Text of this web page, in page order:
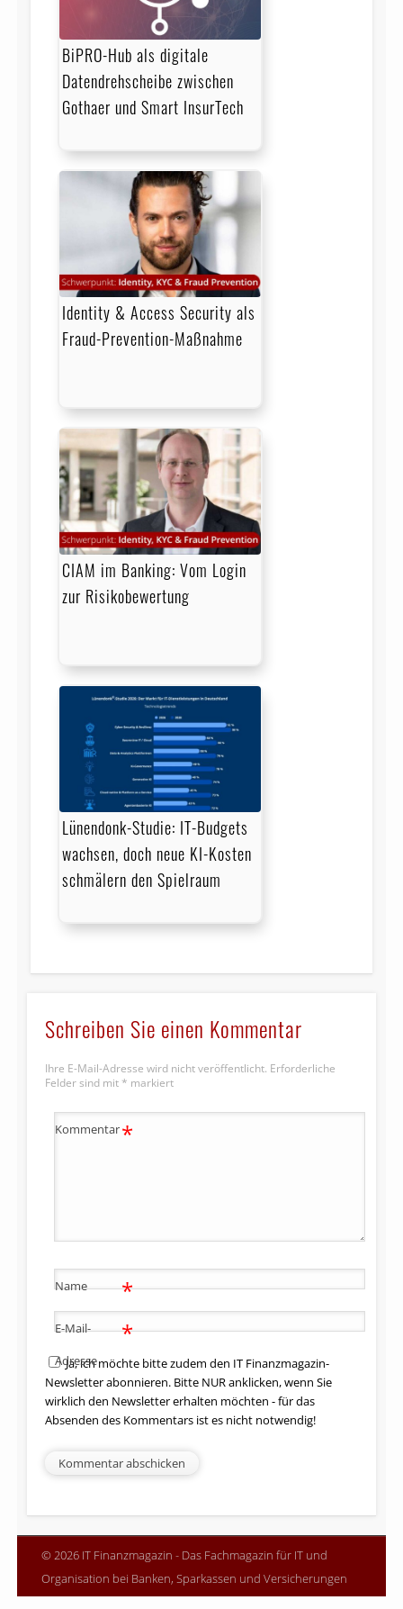
BiPRO-Hub als digitale
Datendrehscheibe zwischen
Gothaer und Smart InsurTech
Identity & Access Security als
Fraud-Prevention-Maßnahme
CIAM im Banking: Vom Login
zur Risikobewertung
Lünendonk-Studie: IT-Budgets
wachsen, doch neue KI-Kosten
schmälern den Spielraum
Schreiben Sie einen Kommentar
Ihre E-Mail-Adresse wird nicht veröffentlicht. Erforderliche
Felder sind mit * markiert
Kommentar*
Name *
E-Mail-
Adresse
*
Ja, ich möchte bitte zudem den IT Finanzmagazin-
Newsletter abonnieren. Bitte NUR anklicken, wenn Sie
wirklich den Newsletter erhalten möchten - für das
Absenden des Kommentars ist es nicht notwendig!
© 2026 IT Finanzmagazin - Das Fachmagazin für IT und
Organisation bei Banken, Sparkassen und Versicherungen